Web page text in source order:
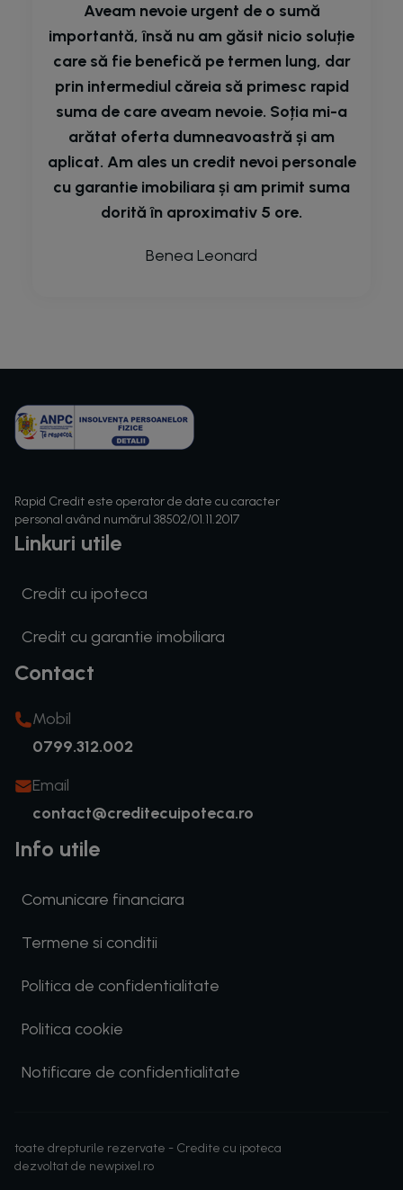
Aveam nevoie urgent de o sumă
importantă, însă nu am găsit nicio soluție
care să fie benefică pe termen lung, dar
prin intermediul căreia să primesc rapid
suma de care aveam nevoie. Soția mi-a
arătat oferta dumneavoastră și am
aplicat. Am ales un credit nevoi personale
cu garantie imobiliara și am primit suma
dorită în aproximativ 5 ore.
Benea Leonard
Rapid Credit este operator de date cu caracter
personal având numărul 38502/01.11.2017
Linkuri utile
Credit cu ipoteca
Credit cu garantie imobiliara
Contact
Mobil
0799.312.002
Email
contact@creditecuipoteca.ro
Info utile
Comunicare financiara
Termene si conditii
Politica de confidentialitate
Politica cookie
Notificare de confidentialitate
toate drepturile rezervate - Credite cu ipoteca
dezvoltat de newpixel.ro